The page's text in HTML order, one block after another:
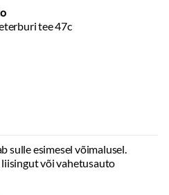
tee 47c
sulle esimesel võimalusel.
või vahetusauto